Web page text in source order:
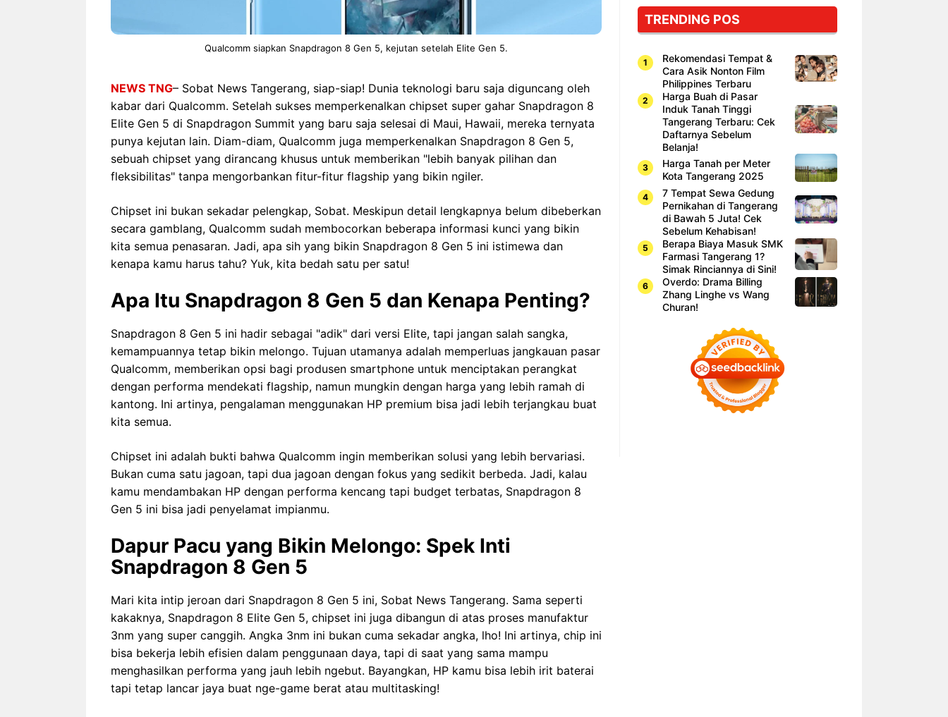
Qualcomm siapkan Snapdragon 8 Gen 5, kejutan setelah Elite Gen 5.
NEWS TNG– Sobat News Tangerang, siap-siap! Dunia teknologi baru saja diguncang oleh
kabar dari Qualcomm. Setelah sukses memperkenalkan chipset super gahar Snapdragon 8
Elite Gen 5 di Snapdragon Summit yang baru saja selesai di Maui, Hawaii, mereka ternyata
punya kejutan lain. Diam-diam, Qualcomm juga memperkenalkan Snapdragon 8 Gen 5,
sebuah chipset yang dirancang khusus untuk memberikan "lebih banyak pilihan dan
fleksibilitas" tanpa mengorbankan fitur-fitur flagship yang bikin ngiler.
Chipset ini bukan sekadar pelengkap, Sobat. Meskipun detail lengkapnya belum dibeberkan
secara gamblang, Qualcomm sudah membocorkan beberapa informasi kunci yang bikin
kita semua penasaran. Jadi, apa sih yang bikin Snapdragon 8 Gen 5 ini istimewa dan
kenapa kamu harus tahu? Yuk, kita bedah satu per satu!
Apa Itu Snapdragon 8 Gen 5 dan Kenapa Penting?
Snapdragon 8 Gen 5 ini hadir sebagai "adik" dari versi Elite, tapi jangan salah sangka,
kemampuannya tetap bikin melongo. Tujuan utamanya adalah memperluas jangkauan pasar
Qualcomm, memberikan opsi bagi produsen smartphone untuk menciptakan perangkat
dengan performa mendekati flagship, namun mungkin dengan harga yang lebih ramah di
kantong. Ini artinya, pengalaman menggunakan HP premium bisa jadi lebih terjangkau buat
kita semua.
Chipset ini adalah bukti bahwa Qualcomm ingin memberikan solusi yang lebih bervariasi.
Bukan cuma satu jagoan, tapi dua jagoan dengan fokus yang sedikit berbeda. Jadi, kalau
kamu mendambakan HP dengan performa kencang tapi budget terbatas, Snapdragon 8
Gen 5 ini bisa jadi penyelamat impianmu.
Dapur Pacu yang Bikin Melongo: Spek Inti
Snapdragon 8 Gen 5
Mari kita intip jeroan dari Snapdragon 8 Gen 5 ini, Sobat News Tangerang. Sama seperti
kakaknya, Snapdragon 8 Elite Gen 5, chipset ini juga dibangun di atas proses manufaktur
3nm yang super canggih. Angka 3nm ini bukan cuma sekadar angka, lho! Ini artinya, chip ini
bisa bekerja lebih efisien dalam penggunaan daya, tapi di saat yang sama mampu
menghasilkan performa yang jauh lebih ngebut. Bayangkan, HP kamu bisa lebih irit baterai
tapi tetap lancar jaya buat nge-game berat atau multitasking!
Cuma
Sushi!
TRENDING POS
Rekomendasi Tempat &
Cara Asik Nonton Film
Philippines Terbaru
Harga Buah di Pasar
Induk Tanah Tinggi
Tangerang Terbaru: Cek
Daftarnya Sebelum
Belanja!
Harga Tanah per Meter
Kota Tangerang 2025
7 Tempat Sewa Gedung
Pernikahan di Tangerang
di Bawah 5 Juta! Cek
Sebelum Kehabisan!
Berapa Biaya Masuk SMK
Farmasi Tangerang 1?
Simak Rinciannya di Sini!
Overdo: Drama Billing
Zhang Linghe vs Wang
Churan!